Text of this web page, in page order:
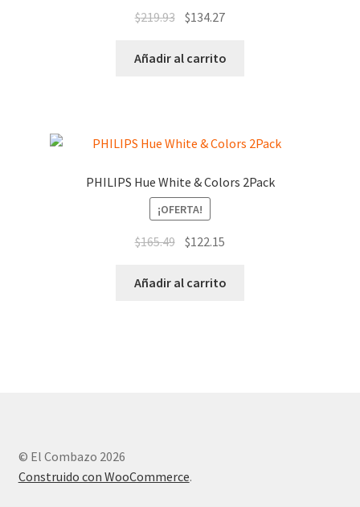
$219.93 $134.27
Añadir al carrito
PHILIPS Hue White & Colors 2Pack
¡OFERTA!
$165.49 $122.15
Añadir al carrito
© El Combazo 2026
Construido con WooCommerce.